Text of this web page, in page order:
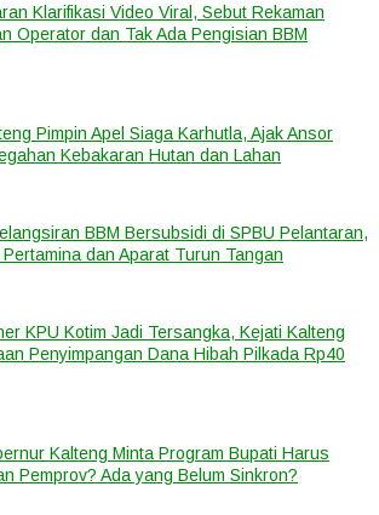
Klarifikasi Video Viral, Sebut Rekaman
Operator dan Tak Ada Pengisian BBM
Pimpin Apel Siaga Karhutla, Ajak Ansor
Kebakaran Hutan dan Lahan
BBM Bersubsidi di SPBU Pelantaran,
dan Aparat Turun Tangan
KPU Kotim Jadi Tersangka, Kejati Kalteng
Penyimpangan Dana Hibah Pilkada Rp40
Kalteng Minta Program Bupati Harus
Pemprov? Ada yang Belum Sinkron?